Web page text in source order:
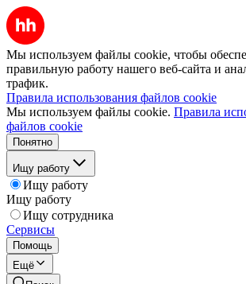
Мы используем файлы cookie, чтобы
правильную работу нашего веб-сайта и
трафик.
Правила использования файлов cookie
Мы используем файлы cookie. Правила
файлов cookie
Понятно
Ищу работу
Ищу работу
Ищу работу
Ищу сотрудника
Сервисы
Помощь
Ещё